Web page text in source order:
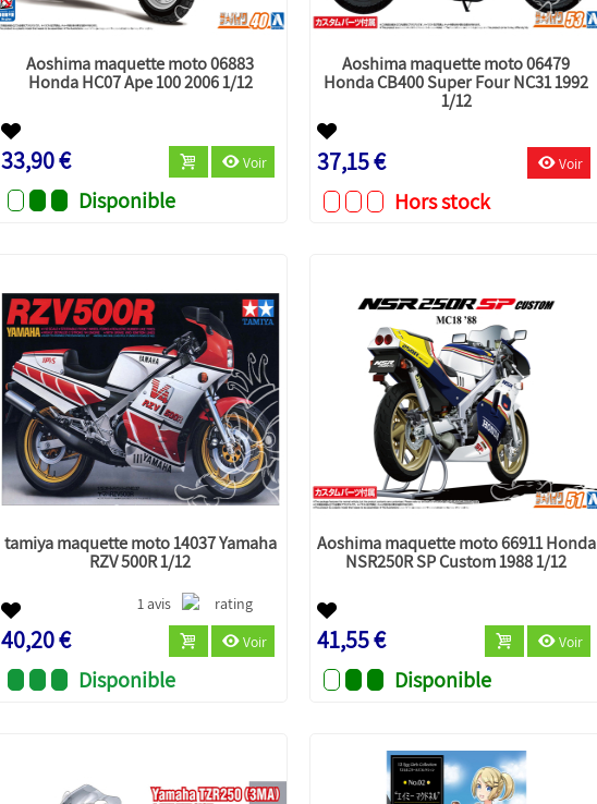
Aoshima maquette moto 06883
Honda HC07 Ape 100 2006 1/12
33,90 € Voir
Disponible
Aoshima maquette moto 06479
Honda CB400 Super Four NC31 1992
1/12
37,15 € Voir
Hors stock
tamiya maquette moto 14037 Yamaha
RZV 500R 1/12
1 avis
40,20 € Voir
Disponible
Aoshima maquette moto 66911 Honda
NSR250R SP Custom 1988 1/12
41,55 € Voir
Disponible